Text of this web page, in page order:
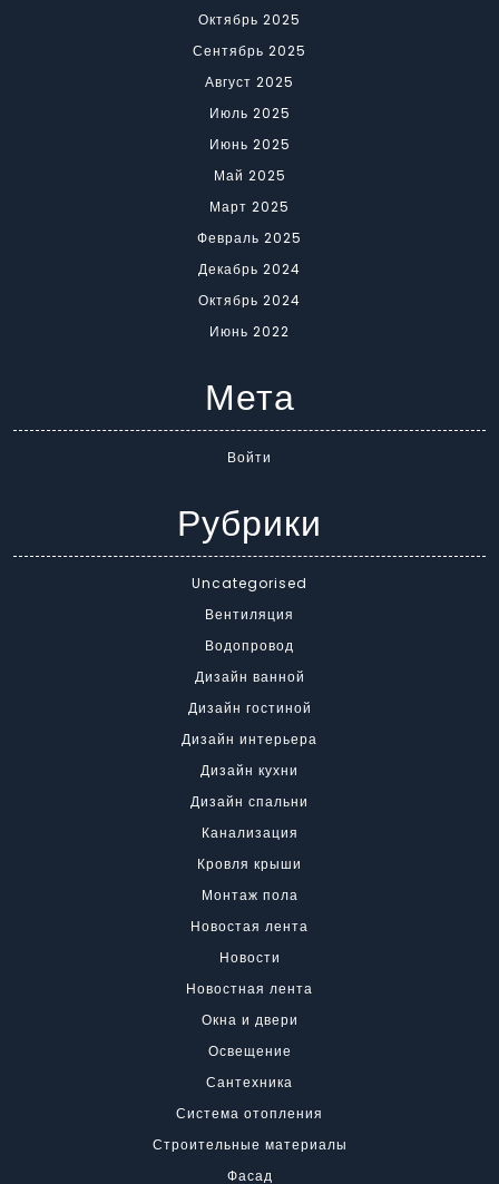
Октябрь 2025
Сентябрь 2025
Август 2025
Июль 2025
Июнь 2025
Май 2025
Март 2025
Февраль 2025
Декабрь 2024
Октябрь 2024
Июнь 2022
Мета
Войти
Рубрики
Uncategorised
Вентиляция
Водопровод
Дизайн ванной
Дизайн гостиной
Дизайн интерьера
Дизайн кухни
Дизайн спальни
Канализация
Кровля крыши
Монтаж пола
Новостая лента
Новости
Новостная лента
Окна и двери
Освещение
Сантехника
Система отопления
Строительные материалы
Фасад